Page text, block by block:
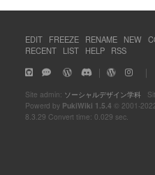
EDIT FREEZE RENAME NEW
RECENT
LIST HELP RSS
｜ ｜
Site admin: ソーシャルデザイン学科
Powerd by PukiWiki 1.5.4 © 2001-
8.3.29 Convert time: 0.029 sec.